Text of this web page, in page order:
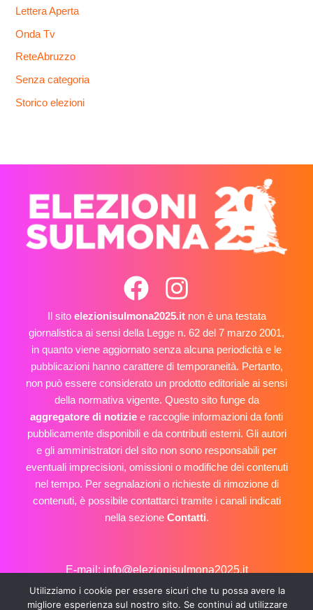
Lettera Aperta
Onda Tv
ReteAbruzzo
Senza categoria
Storico elezioni
Il sito elezionisulmona2025.itnon è una testata
giornalistica ai sensi della Legge n. 62 del 7 marzo 2001,
in quanto viene aggiornato senza alcuna periodicità e le
pubblicazioni hanno carattere di temporaneità. Pertanto,
non può essere considerato un prodotto editoriale ai sensi
della normativa vigente. Questo sito funge da
aggregatore di notizie e raccoglie informazioni da fonti
pubblicamente disponibili e da contributi esterni. Gli autori
e gli amministratori del sito non sono responsabili per
eventuali imprecisioni, omissioni o modifiche dei contenuti
nel tempo. Per segnalazioni o richieste di rimozione di
contenuti, è possibile contattarci tramite i canali indicati
nella sezione Contatti.
E-mail: info@elezionisulmona2025.it
privacy policy cookie policy
Copyright © 2026 Elezioni Sulmona 2025
Utilizziamo i cookie per essere sicuri che tu possa avere la
migliore esperienza sul nostro sito. Se continui ad utilizzare